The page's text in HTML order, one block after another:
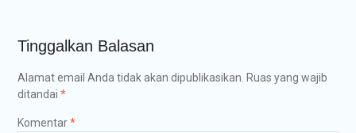
Tinggalkan Balasan
Alamat email Anda tidak akan dipublikasikan. Ruas yang wajib
ditandai *
Komentar*